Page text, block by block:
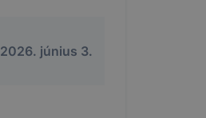
2026. június 3.